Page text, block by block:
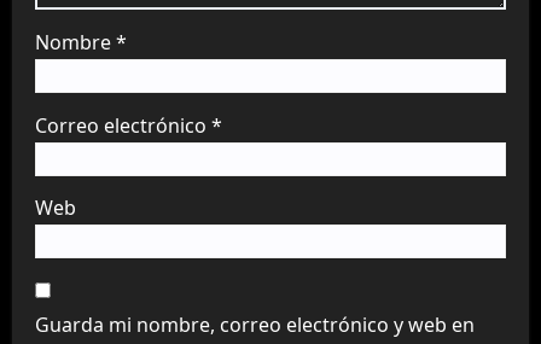
Nombre*
Correo electrónico *
Web
Guarda mi nombre, correo electrónico y web en